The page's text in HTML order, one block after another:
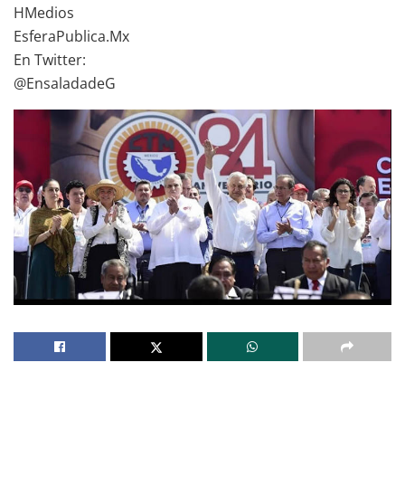
HMedios
EsferaPublica.Mx
En Twitter:
@EnsaladadeG